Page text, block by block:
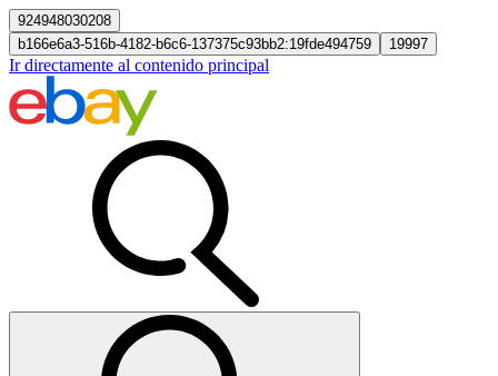
924948030208
b166e6a3-516b-4182-b6c6-137375c93bb2:19fde494759
19997
Ir directamente al contenido principal